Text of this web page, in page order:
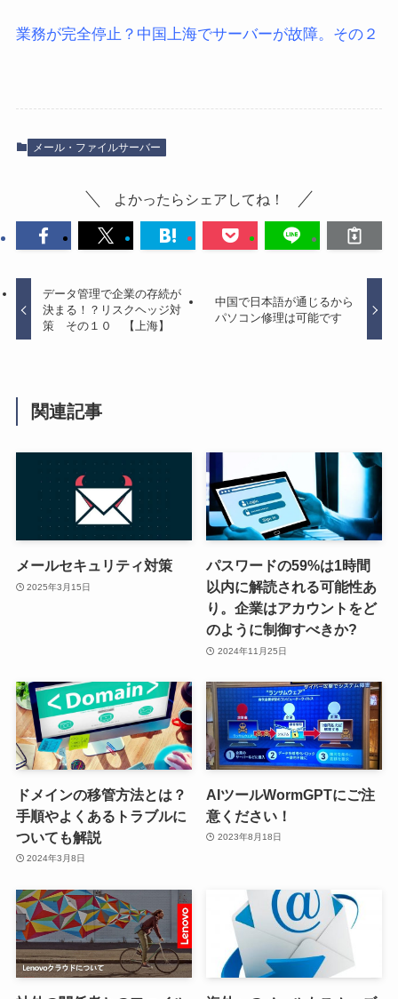
業務が完全停止？中国上海でサーバーが故障。その２
メール・ファイルサーバー
よかったらシェアしてね！
データ管理で企業の存続が
決まる！？リスクヘッジ対
策 その１０ 【上海】
中国で日本語が通じるから
パソコン修理は可能です
関連記事
メールセキュリティ対策
2025年3月15日
パスワードの59%は1時間
以内に解読される可能性あ
り。企業はアカウントをど
のように制御すべきか?
2024年11月25日
ドメインの移管方法とは？
手順やよくあるトラブルに
ついても解説
2024年3月8日
AIツールWormGPTにご注
意ください！
2023年8月18日